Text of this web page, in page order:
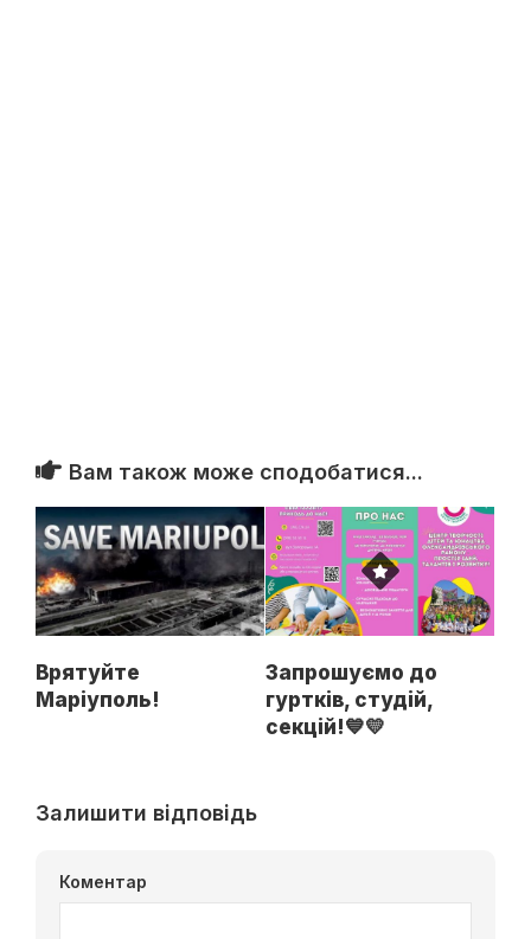
Вам також може сподобатися...
Врятуйте
Маріуполь!
Запрошуємо до
гуртків, студій,
секцій!💙💛
Залишити відповідь
Коментар